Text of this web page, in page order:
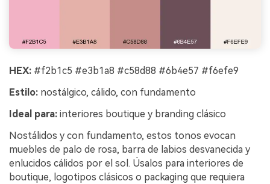
HEX: #f2b1c5 #e3b1a8 #c58d88 #6b4e57 #f6efe9
Estilo: nostálgico, cálido, con fundamento
Ideal para: interiores boutique y branding clásico
Nostálidos y con fundamento, estos tonos evocan
muebles de palo de rosa, barra de labios desvanecida y
enlucidos cálidos por el sol. Úsalos para interiores de
boutique, logotipos clásicos o packaging que requiera